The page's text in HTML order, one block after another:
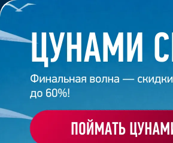
Главная